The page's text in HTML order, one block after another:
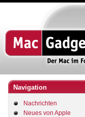
Navigation
Nachrichten
Neues von Apple